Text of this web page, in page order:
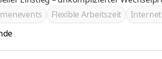
Flexible Arbeitszeit